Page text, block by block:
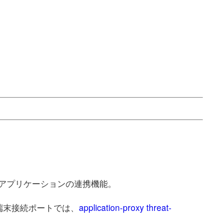
リケーションの連携機能。
接続ポートでは、 application-proxy threat-